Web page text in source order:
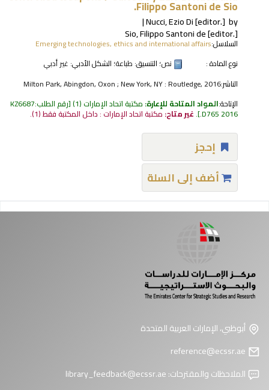
Filippo Santoni de Sio.
by
Nucci, Ezio Di[editor.]
Sio, Filippo Santoni de[editor.]
السلاسل:Emerging technologies, ethics and international affairs
نوع المادة :
نص؛ التنسيق: طباعة؛ الشكل الأدبي: غير أدبي
الناشر:Milton Park, Abingdon, Oxon ; New York, NY : Routledge, 2016
الإتاحة:المواد المتاحة للإعارة: مكتبة اتحاد الإمارات (1) رقم الطلب:KZ6687
.D765 2016
.غير متاح:مكتبة اتحاد الإمارات : داخل المكتبة فقط(1).
إحجز
أضف إلى السلة
أبوظبي، الإمارات العربية المتحدة
الملاحظات والمقترحات:library_feedback@ecssr.ae